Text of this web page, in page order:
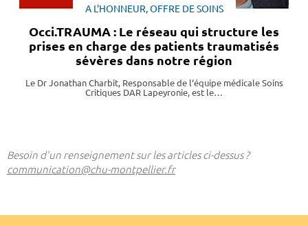
A L'HONNEUR, OFFRE DE SOINS
Occi.TRAUMA : Le réseau qui structure les
prises en charge des patients traumatisés
sévères dans notre région
Le Dr Jonathan Charbit, Responsable de l‘équipe médicale Soins
Critiques DAR Lapeyronie, est le…
Besoin d'un renseignement sur les articles ci-dessus ?
communication@chu-montpellier.fr